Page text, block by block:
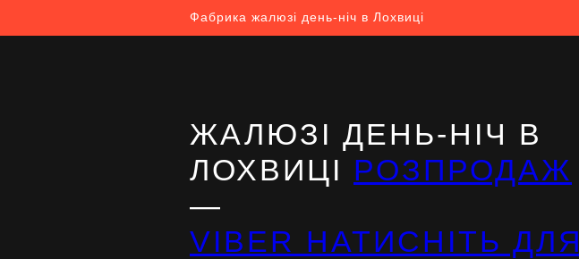
Фабрика жалюзі день-ніч в Лохвиці
ЖАЛЮЗІ ДЕНЬ-НІЧ В
ЛОХВИЦІ РОЗПРОДАЖ
—
VIBER НАТИСНІТЬ ДЛЯ